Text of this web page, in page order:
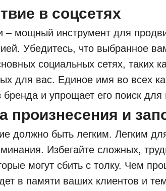
в соцсетях
– мощный инструмент для
Убедитесь, что выбранное
социальных сетях, таких
для вас. Единое имя во всех
бренда и упрощает его поиск
произнесения и
должно быть легким. Легким
Избегайте сложных,
могут сбить с толку. Чем
в памяти ваших клиентов и